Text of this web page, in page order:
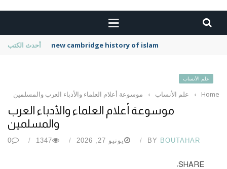
أحدث الكتب new cambridge history of islam
علم الأنساب
Home
› علم الأنساب › موسوعة أعلام العلماء والأدباء العرب والمسلمين
موسوعة أعلام العلماء والأدباء العرب
والمسلمين
BY BOUTAHAR يونيو 27, 2026 1347
0
SHARE: